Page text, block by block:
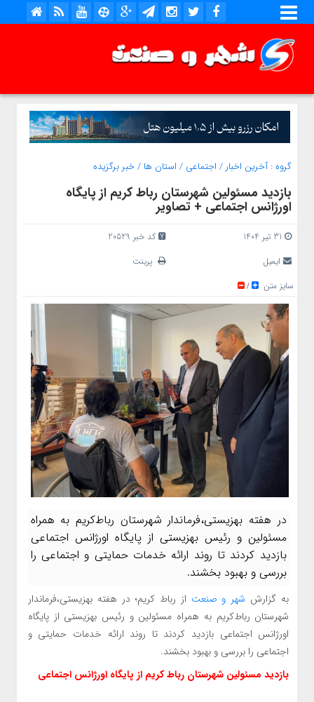
گروه :آخرین اخبار / اجتماعی / استان ها /خبر برگزیده
بازدید مسئولین شهرستان رباط کریم از پایگاه
اورژانس اجتماعی + تصاویر
31 تیر 1404
کد خبر 20529
ایمیل
پرینت
سایز متن
/
در هفته بهزیستی،فرماندار شهرستان رباط‌کریم به همراه
مسئولین و رئیس بهزیستی از پایگاه اورژانس اجتماعی
بازدید کردند تا روند ارائه خدمات حمایتی و اجتماعی را
بررسی و بهبود بخشند.
به گزارش شهر و صنعت از رباط کریم؛ در هفته بهزیستی،فرماندار
شهرستان رباط‌کریم به همراه مسئولین و رئیس بهزیستی از پایگاه
اورژانس اجتماعی بازدید کردند تا روند ارائه خدمات حمایتی و
اجتماعی را بررسی و بهبود بخشند.
بازدید مسئولین شهرستان رباط کریم از پایگاه اورژانس اجتماعی